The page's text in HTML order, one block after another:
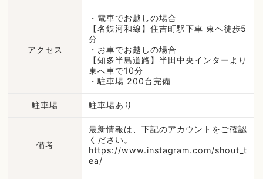
アクセス
・電車でお越しの場合
【名鉄河和線】住吉町駅下車 東へ徒歩5
分
・お車でお越しの場合
【知多半島道路】半田中央インターより
東へ車で10分
・駐車場 200台完備
駐車場 駐車場あり
備考
最新情報は、下記のアカウントをご確認
ください。
https://www.instagram.com/shout_t
ea/